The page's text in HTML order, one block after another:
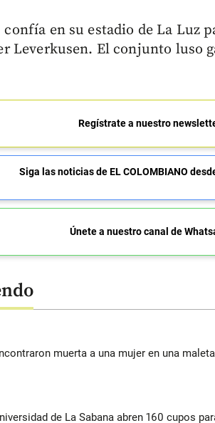
en su estadio de La Luz
Leverkusen. El conjunto luso
Regístrate a nuestro
Siga las noticias de EL COLOMBIANO
Únete a nuestro canal de
muerta a una mujer en una
de La Sabana abren 160 cupos